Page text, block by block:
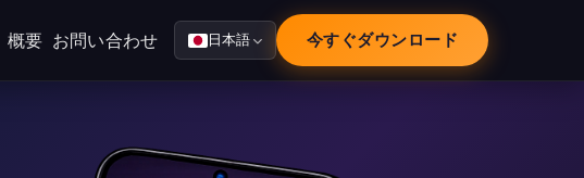
概要 お問い合わせ 日本語 今すぐダウンロード